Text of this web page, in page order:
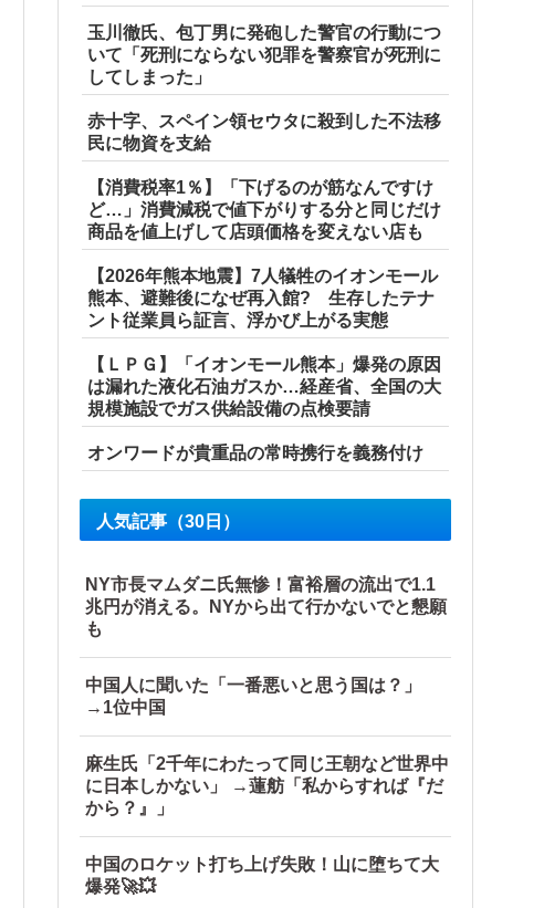
ャモン→自傷行為の動画が拡散してマスゴミの偏向報...
聞くと何やらヤバいことを言っていると話題に…
を重点強化」中国ダム「決壊」中国「現場封鎖！（空撮削除」→
他
玉川徹氏、包丁男に発砲した警官の行動につ
いて「死刑にならない犯罪を警察官が死刑に
してしまった」
赤十字、スペイン領セウタに殺到した不法移
民に物資を支給
【消費税率1％】「下げるのが筋なんですけ
ど…」消費減税で値下がりする分と同じだけ
商品を値上げして店頭価格を変えない店も
【2026年熊本地震】7人犠牲のイオンモール
熊本、避難後になぜ再入館? 生存したテナ
ント従業員ら証言、浮かび上がる実態
【ＬＰＧ】「イオンモール熊本」爆発の原因
は漏れた液化石油ガスか…経産省、全国の大
規模施設でガス供給設備の点検要請
オンワードが貴重品の常時携行を義務付け
人気記事（30日）
NY市長マムダニ氏無惨！富裕層の流出で1.1
兆円が消える。NYから出て行かないでと懇願
も
中国人に聞いた「一番悪いと思う国は？」
→1位中国
麻生氏「2千年にわたって同じ王朝など世界中
に日本しかない」 →蓮舫「私からすれば『だ
から？』」
中国のロケット打ち上げ失敗！山に堕ちて大
爆発🚀💥